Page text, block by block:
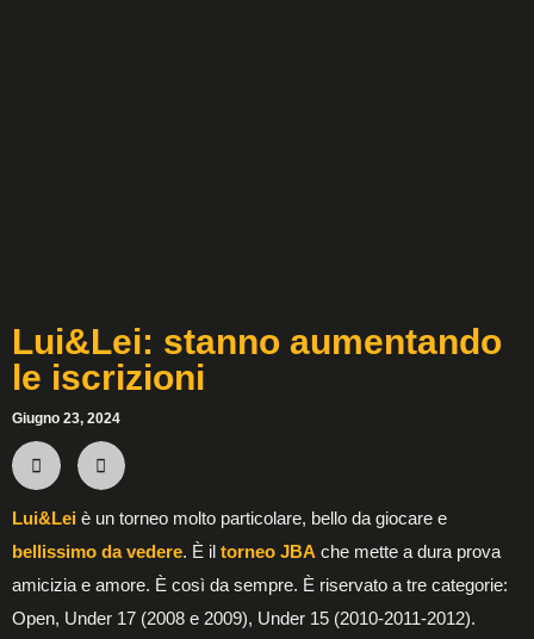
Lui&Lei: stanno aumentando
le iscrizioni
Giugno 23, 2024
Lui&Lei è un torneo molto particolare, bello da giocare e
bellissimo da vedere. È il torneo JBA che mette a dura prova
amicizia e amore. È così da sempre. È riservato a tre categorie:
Open, Under 17 (2008 e 2009), Under 15 (2010-2011-2012).